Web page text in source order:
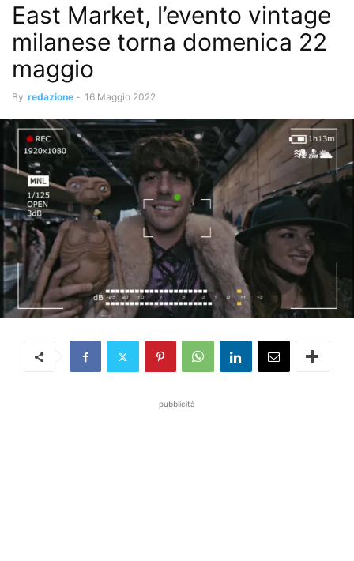
East Market, l’evento vintage
milanese torna domenica 22
maggio
By redazione - 16 Maggio 2022
pubblicità